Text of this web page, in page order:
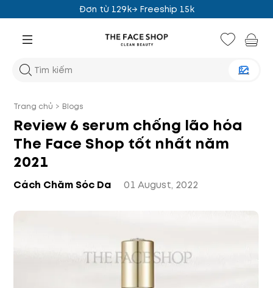
Đơn từ 129k→ Freeship 15k
Trang chủ > Blogs
Review 6 serum chống lão hóa
The Face Shop tốt nhất năm
2021
Cách Chăm Sóc Da 01 August, 2022